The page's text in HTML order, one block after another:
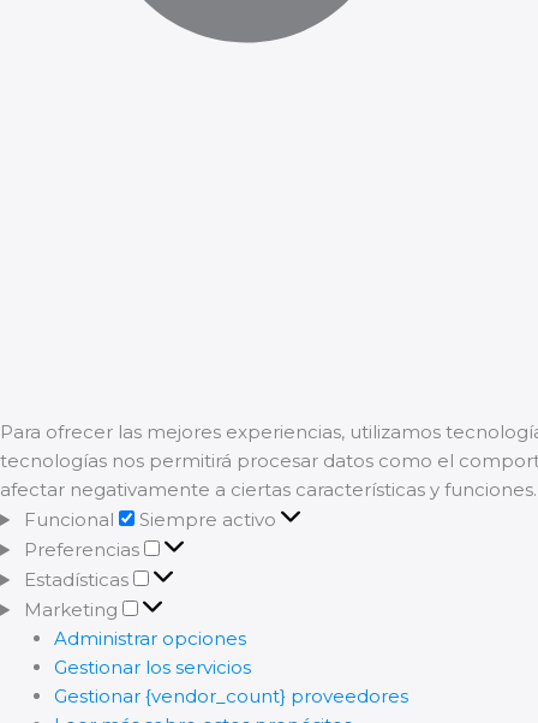
Para ofrecer las mejores experiencias, utilizamos
tecnologías nos permitirá procesar datos como el
afectar negativamente a ciertas características y funciones.
Funcional
Funcional
Siempre activo
Preferencias
Preferencias
Estadísticas
Estadísticas
Marketing
Marketing
Administrar opciones
Gestionar los servicios
Gestionar {vendor_count} proveedores